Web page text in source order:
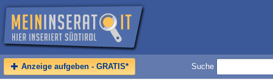
Anzeige aufgeben - GRATIS* Suche